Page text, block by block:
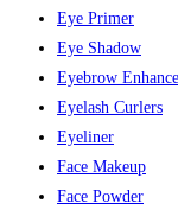
Eye Primer
Eye Shadow
Eyebrow
Eyelash Curlers
Eyeliner
Face Makeup
Face Powder